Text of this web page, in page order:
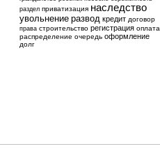
раздел приватизация наследство
увольнение развод кредит договор
права строительство регистрация оплата
распределение очередь оформление
долг